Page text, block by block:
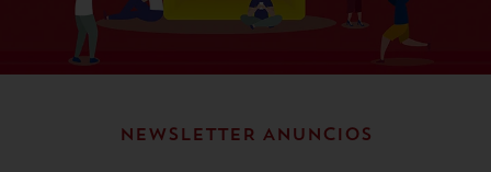
NEWSLETTER ANUNCIOS